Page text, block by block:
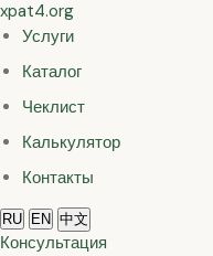
xpat4.org
Услуги
Каталог
Чеклист
Калькулятор
Контакты
RU EN 中文
Консультация